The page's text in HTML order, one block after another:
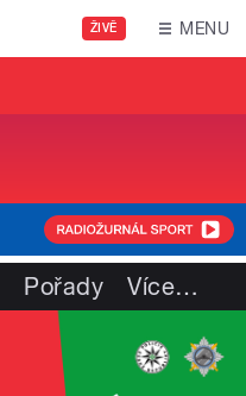
ŽIVĚ MENU
Pořady Více…